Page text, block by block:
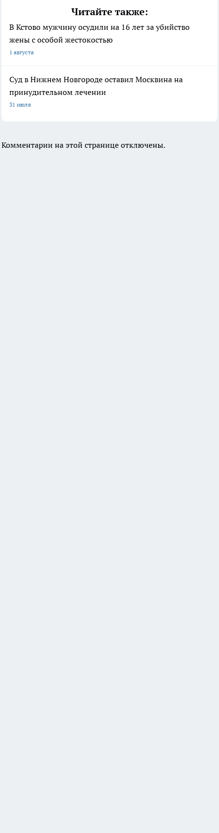
Читайте также:
В Кстово мужчину осудили на 16 лет за убийство
жены с особой жестокостью
1 августа
Суд в Нижнем Новгороде оставил Москвина на
принудительном лечении
31 июля
Комментарии на этой странице отключены.